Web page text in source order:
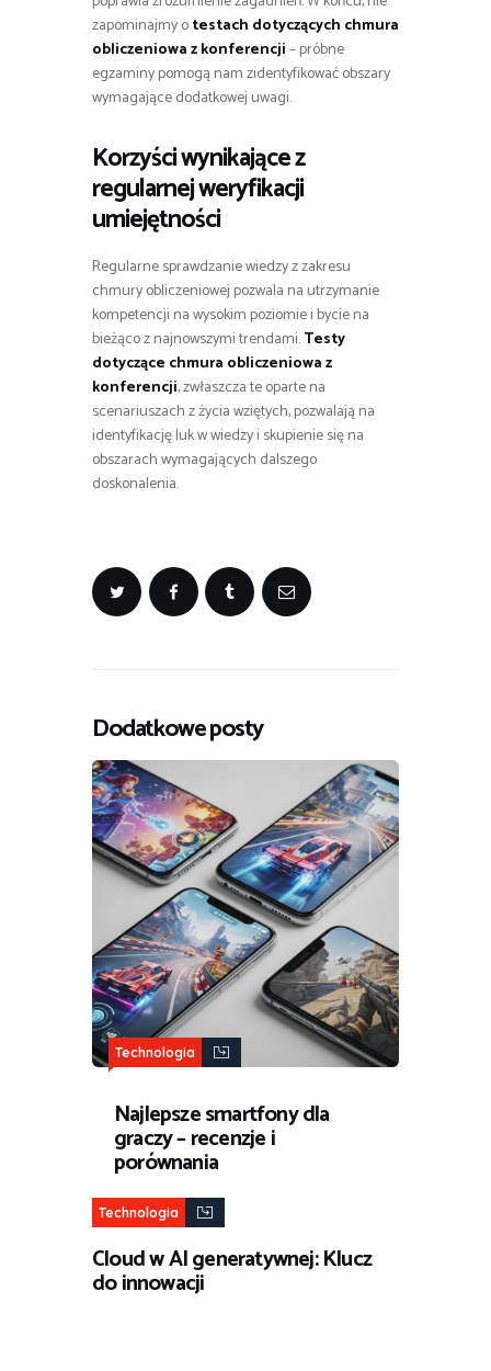
zapominajmy otestach dotyczących chmura
obliczeniowa z konferencji– próbne
egzaminy pomogą nam zidentyfikować obszary
wymagające dodatkowej uwagi.
Korzyści wynikające z
regularnej weryfikacji
umiejętności
Regularne sprawdzanie wiedzy z zakresu
chmury obliczeniowej pozwala na utrzymanie
kompetencji na wysokim poziomie i bycie na
bieżąco z najnowszymi trendami.Testy
dotyczące chmura obliczeniowa z
konferencji, zwłaszcza te oparte na
scenariuszach z życia wziętych, pozwalają na
identyfikację luk w wiedzy i skupienie się na
obszarach wymagających dalszego
doskonalenia.
Dodatkowe posty
Technologia
Najlepsze smartfony dla
graczy – recenzje i
porównania
Technologia
Cloud w AI generatywnej: Klucz
do innowacji